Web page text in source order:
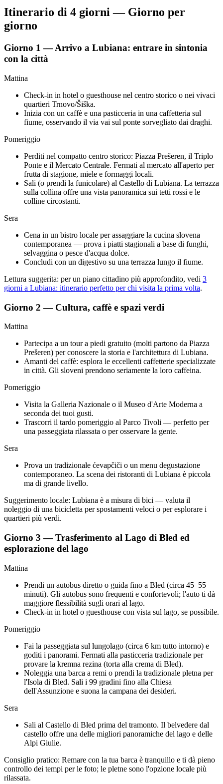
Itinerario di 4 giorni — Giorno per
giorno
Giorno 1 — Arrivo a Lubiana: entrare in sintonia
con la città
Mattina
Check-in in hotel o guesthouse nel centro storico o nei vivaci
quartieri Trnovo/Šiška.
Inizia con un caffè e una pasticceria in una caffetteria sul
fiume, osservando il via vai sul ponte sorvegliato dai draghi.
Pomeriggio
Perditi nel compatto centro storico: Piazza Prešeren, il Triplo
Ponte e il Mercato Centrale. Fermati al mercato all'aperto per
frutta di stagione, miele e formaggi locali.
Sali (o prendi la funicolare) al Castello di Lubiana. La terrazza
sulla collina offre una vista panoramica sui tetti rossi e le
colline circostanti.
Sera
Cena in un bistro locale per assaggiare la cucina slovena
contemporanea — prova i piatti stagionali a base di funghi,
selvaggina o pesce d'acqua dolce.
Concludi con un digestivo su una terrazza lungo il fiume.
Lettura suggerita: per un piano cittadino più approfondito, vedi 3
giorni a Lubiana: itinerario perfetto per chi visita la prima volta.
Giorno 2 — Cultura, caffè e spazi verdi
Mattina
Partecipa a un tour a piedi gratuito (molti partono da Piazza
Prešeren) per conoscere la storia e l'architettura di Lubiana.
Amanti del caffè: esplora le eccellenti caffetterie specializzate
in città. Gli sloveni prendono seriamente la loro caffeina.
Pomeriggio
Visita la Galleria Nazionale o il Museo d'Arte Moderna a
seconda dei tuoi gusti.
Trascorri il tardo pomeriggio al Parco Tivoli — perfetto per
una passeggiata rilassata o per osservare la gente.
Sera
Prova un tradizionale ćevapčiči o un menu degustazione
contemporaneo. La scena dei ristoranti di Lubiana è piccola
ma di grande livello.
Suggerimento locale: Lubiana è a misura di bici — valuta il
noleggio di una bicicletta per spostamenti veloci o per esplorare i
quartieri più verdi.
Giorno 3 — Trasferimento al Lago di Bled ed
esplorazione del lago
Mattina
Prendi un autobus diretto o guida fino a Bled (circa 45–55
minuti). Gli autobus sono frequenti e confortevoli; l'auto ti dà
maggiore flessibilità sugli orari al lago.
Check-in in hotel o guesthouse con vista sul lago, se possibile.
Pomeriggio
Fai la passeggiata sul lungolago (circa 6 km tutto intorno) e
goditi i panorami. Fermati alla pasticceria tradizionale per
provare la kremna rezina (torta alla crema di Bled).
Noleggia una barca a remi o prendi la tradizionale pletna per
l'Isola di Bled. Sali i 99 gradini fino alla Chiesa
dell'Assunzione e suona la campana dei desideri.
Sera
Sali al Castello di Bled prima del tramonto. Il belvedere dal
castello offre una delle migliori panoramiche del lago e delle
Alpi Giulie.
Consiglio pratico: Remare con la tua barca è tranquillo e ti dà pieno
controllo dei tempi per le foto; le pletne sono l'opzione locale più
rilassata.